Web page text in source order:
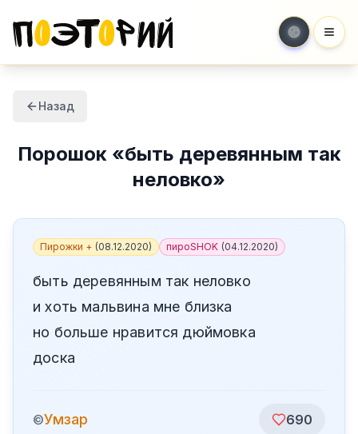
Назад
Порошок«быть деревянным так
неловко»
Пирожки + (08.12.2020) пироSHOK (04.12.2020)
быть деревянным так неловко
и хоть мальвина мне близка
но больше нравится дюймовка
доска
©Умзар 690